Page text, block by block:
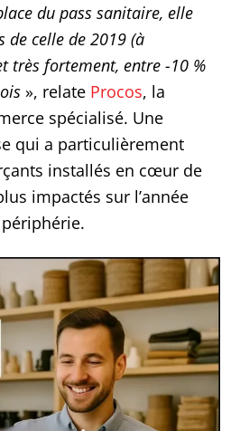
du pass sanitaire, elle
de celle de 2019 (à
très fortement, entre -10 %
», relate Procos, la
spécialisé. Une
qui a particulièrement
installés en cœur de
impactés sur l’année